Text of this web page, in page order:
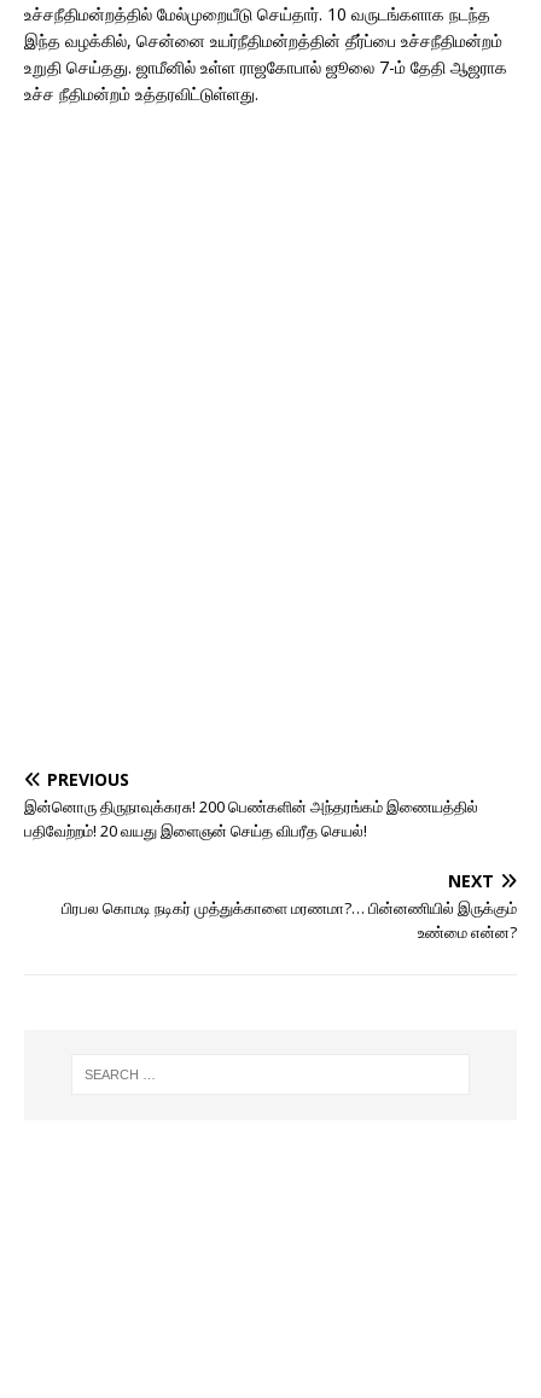
உச்சநீதிமன்றத்தில் மேல்முறையீடு செய்தார். 10 வருடங்களாக நடந்த
இந்த வழக்கில், சென்னை உயர்நீதிமன்றத்தின் தீர்ப்பை உச்சநீதிமன்றம்
உறுதி செய்தது. ஜாமீனில் உள்ள ராஜகோபால் ஜூலை 7-ம் தேதி ஆஜராக
உச்ச நீதிமன்றம் உத்தரவிட்டுள்ளது.
PREVIOUS
இன்னொரு திருநாவுக்கரசு! 200 பெண்களின் அந்தரங்கம் இணையத்தில்
பதிவேற்றம்! 20 வயது இளைஞன் செய்த விபரீத செயல்!
NEXT
பிரபல கொமடி நடிகர் முத்துக்காளை மரணமா?… பின்னணியில் இருக்கும்
உண்மை என்ன?